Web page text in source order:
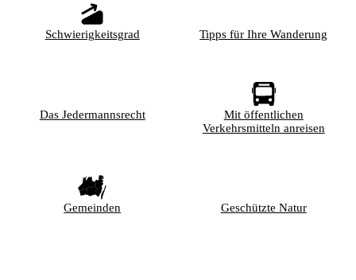
Schwierigkeitsgrad Tipps für Ihre Wanderung
Das Jedermannsrecht
Mit öffentlichen
Verkehrsmitteln anreisen
Gemeinden Geschützte Natur